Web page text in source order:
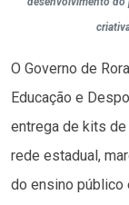
O Governo de
Educação e
entrega de kits
rede estadual,
do ensino público